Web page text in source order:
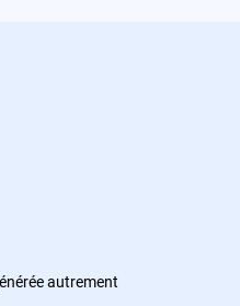
autrement